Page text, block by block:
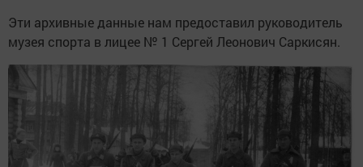
Эти архивные данные нам предоставил руководитель
музея спорта в лицее № 1 Сергей Леонович Саркисян.